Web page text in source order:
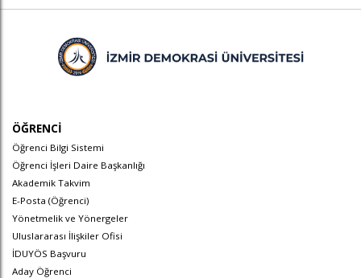
ÖĞRENCİ
Öğrenci Bilgi Sistemi
Öğrenci İşleri Daire Başkanlığı
Akademik Takvim
E-Posta (Öğrenci)
Yönetmelik ve Yönergeler
Uluslararası İlişkiler Ofisi
İDUYÖS Başvuru
Aday Öğrenci